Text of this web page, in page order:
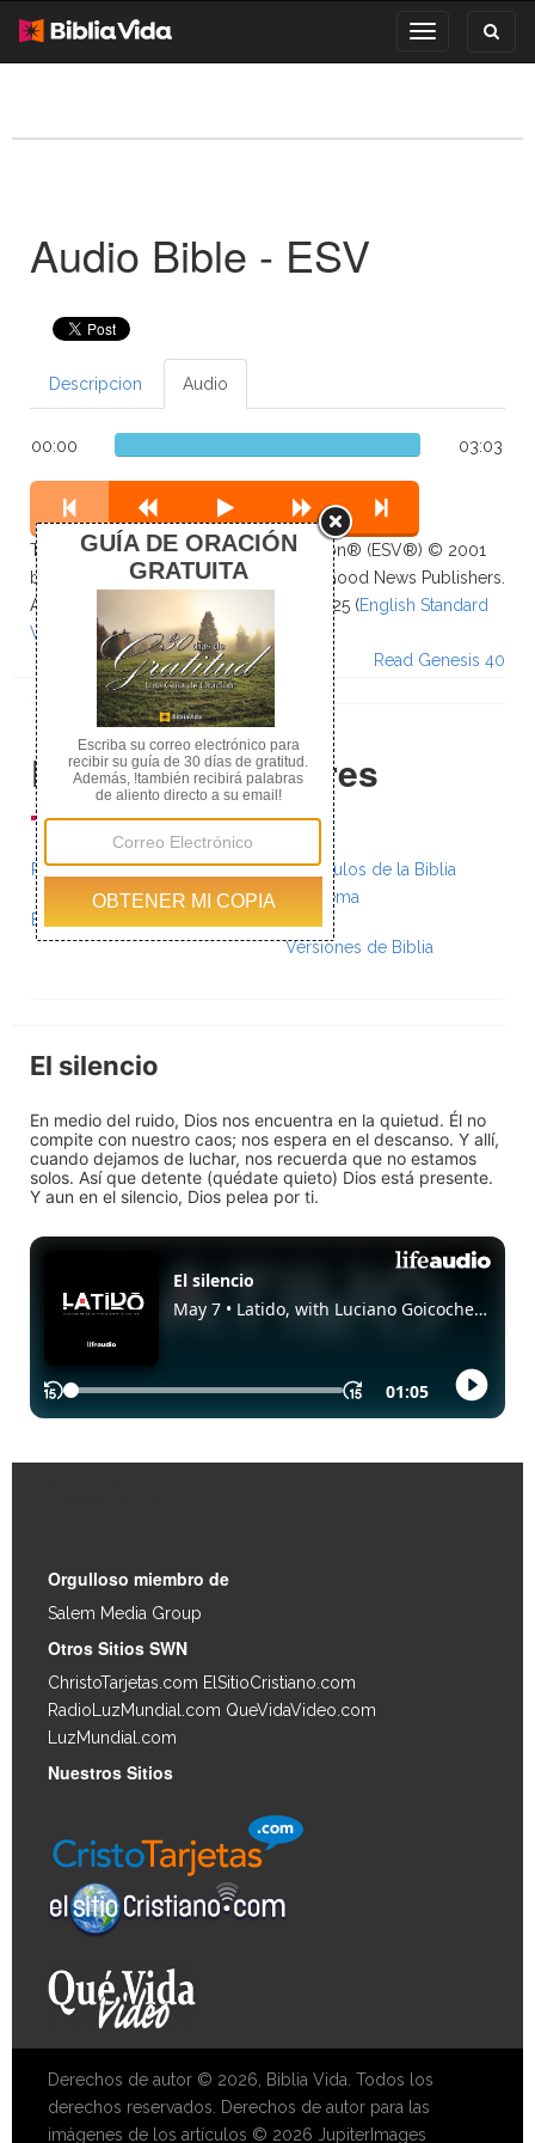
Toggle
navigation
Audio Bible - ESV
Descripcion Audio
00:00 03:03
The Holy Bible, English Standard Version® (ESV®) © 2001
by Crossway, a publishing ministry of Good News Publishers.
All rights reserved. ESV Text Edition: 2025 (English Standard
Version - The Holy Bible Online
Read Genesis 40
Recursos Populares
Planes de Lectura
Biblia Paralela
Versículos de la Biblia
por Tema
Versiones de Biblia
El silencio
En medio del ruido, Dios nos encuentra en la quietud. Él no
compite con nuestro caos; nos espera en el descanso. Y allí,
cuando dejamos de luchar, nos recuerda que no estamos
solos. Así que detente (quédate quieto) Dios está presente.
Y aun en el silencio, Dios pelea por ti.
Orgulloso miembro de
Salem Media Group
Otros Sitios SWN
ChristoTarjetas.com ElSitioCristiano.com
RadioLuzMundial.com QueVidaVideo.com
LuzMundial.com
Nuestros Sitios
Derechos de autor © 2026, Biblia Vida. Todos los
derechos reservados. Derechos de autor para las
imágenes de los artículos © 2026 JupiterImages